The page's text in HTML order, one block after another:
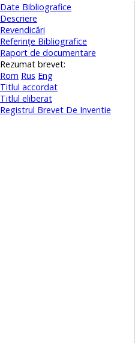
Date Bibliografice
Descriere
Revendicări
Referinţe Bibliografice
Raport de documentare
Rezumat brevet:
Rom Rus Eng
Titlul accordat
Titlul eliberat
Registrul Brevet De Inventie